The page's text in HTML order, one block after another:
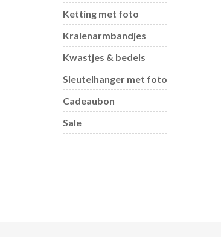
Ketting met foto
Kralenarmbandjes
Kwastjes & bedels
Sleutelhanger met foto
Cadeaubon
Sale